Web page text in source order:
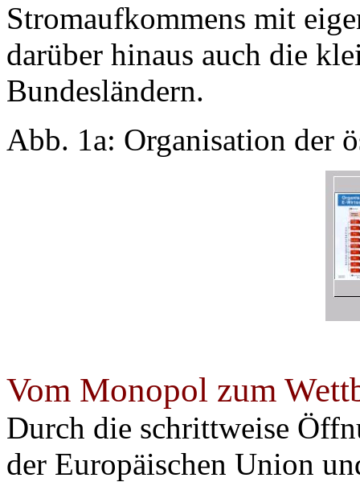
Stromaufkommens mit
darüber hinaus auch die
Bundesländern.
Abb. 1a: Organisation der
Vom Monopol zum
Durch die schrittweise
der Europäischen Union